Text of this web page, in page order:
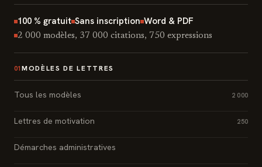
100 % gratuit Sans inscription Word & PDF
2 000 modèles, 37 000 citations, 750 expressions
01 MODÈLES DE LETTRES
Tous les modèles 2 000
Lettres de motivation 250
Démarches administratives